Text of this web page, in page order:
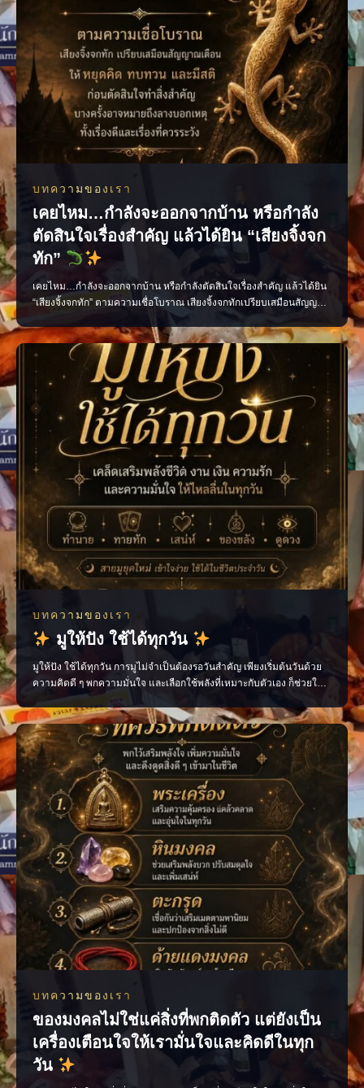
บทความของเรา
เคยไหม…กำลังจะออกจากบ้าน หรือกำลัง
ตัดสินใจเรื่องสำคัญ แล้วได้ยิน “เสียงจิ้งจก
ทัก”
เคยไหม…กำลังจะออกจากบ้าน หรือกำลังตัดสินใจเรื่องสำคัญ แล้วได้ยิน
“เสียงจิ้งจกทัก” ตามความเชื่อโบราณ เสียงจิ้งจกทักเปรียบเสมือนสัญญาณ
เตือนให้เราหยุดคิด ทบทวน และมีสติก่อนลงมือทำ บางครั้งอาจเป็นลาง
บอกเหตุ ทั้งเรื่องดีและเรื่องที่ควรระวัง แต่ไม่ว่าจะเชื่อมากน้อยเพียงใด สิ่ง
สำคัญที่สุดคือ “อย่าประมาท” แ
บทความของเรา
มูให้ปัง ใช้ได้ทุกวัน
มูให้ปัง ใช้ได้ทุกวัน การมูไม่จำเป็นต้องรอวันสำคัญ เพียงเริ่มต้นวันด้วย
ความคิดดี ๆ พกความมั่นใจ และเลือกใช้พลังที่เหมาะกับตัวเอง ก็ช่วยให้
ชีวิตประจำวันไหลลื่นขึ้นได้ ไม่ว่าจะเป็นเรื่องงาน การเงิน ความรัก หรือ
โอกาสใหม่ ๆ ทุกอย่างเริ่มต้นได้จาก “พลังใจ” ของเราเอง ติดตามเรื่องราว
สายมูแบบเข้าใจง่าย พร้อ
บทความของเรา
ของมงคลไม่ใช่แค่สิ่งที่พกติดตัว แต่ยังเป็น
เครื่องเตือนใจให้เรามั่นใจและคิดดีในทุก
วัน